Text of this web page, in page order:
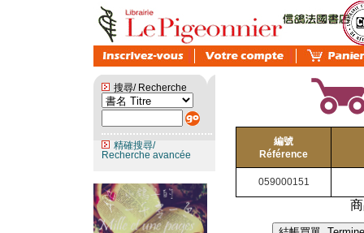
搜尋/ Recherche
精確搜尋/
Recherche avancée
編號
Référence
059000151